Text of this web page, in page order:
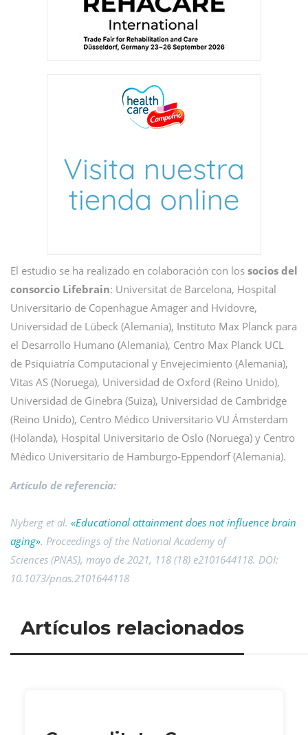
El estudio se ha realizado en colaboración con los socios del
consorcio Lifebrain: Universitat de Barcelona, Hospital
Universitario de Copenhague Amager and Hvidovre,
Universidad de Lübeck (Alemania), Instituto Max Planck para
el Desarrollo Humano (Alemania), Centro Max Planck UCL
de Psiquiatría Computacional y Envejecimiento (Alemania),
Vitas AS (Noruega), Universidad de Oxford (Reino Unido),
Universidad de Ginebra (Suiza), Universidad de Cambridge
(Reino Unido), Centro Médico Universitario VU Ámsterdam
(Holanda), Hospital Universitario de Oslo (Noruega) y Centro
Médico Universitario de Hamburgo-Eppendorf (Alemania).
Artículo de referencia:
Nyberg et al. «Educational attainment does not influence brain
aging». Proceedings of the National Academy of
Sciences (PNAS), mayo de 2021, 118 (18) e2101644118. DOI:
10.1073/pnas.2101644118
Artículos relacionados